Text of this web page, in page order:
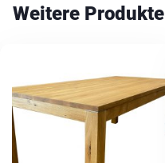
Weitere Produkte